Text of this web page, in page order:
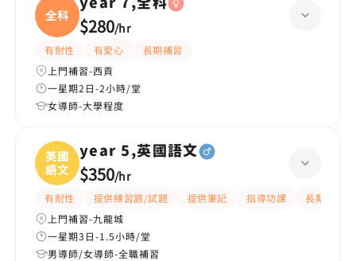
全科 $280/hr
有耐性 有愛心
長期補習
上門補習-西貢
一星期2日-2小時/堂
女導師-大學程度
英國
語文
year 5,英國語文
$350/hr
有耐性 提供練習題/試題 提供筆記 指導功課
長期補習
上門補習-九龍城
一星期3日-1.5小時/堂
男導師/女導師-全職補習